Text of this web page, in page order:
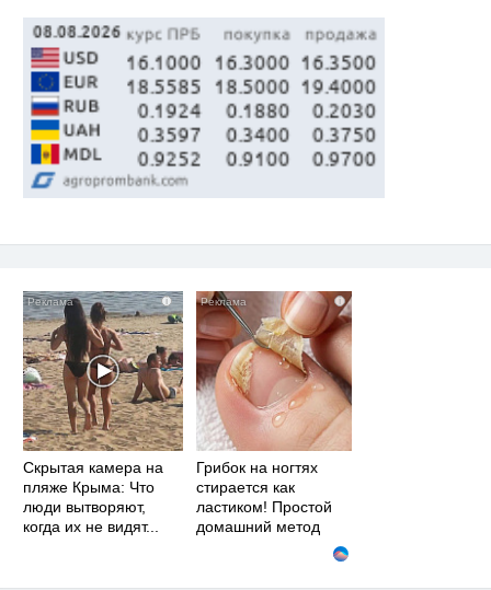
i
Скрытая камера на
пляже Крыма: Что
люди вытворяют,
когда их не видят...
i
Грибок на ногтях
стирается как
ластиком! Простой
домашний метод
смеяться долго